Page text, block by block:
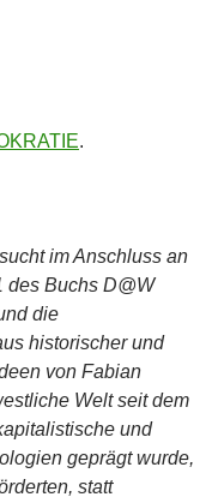
.
im Anschluss an
des Buchs D@W
die
historischer und
von Fabian
Welt seit dem
und
geprägt wurde,
statt